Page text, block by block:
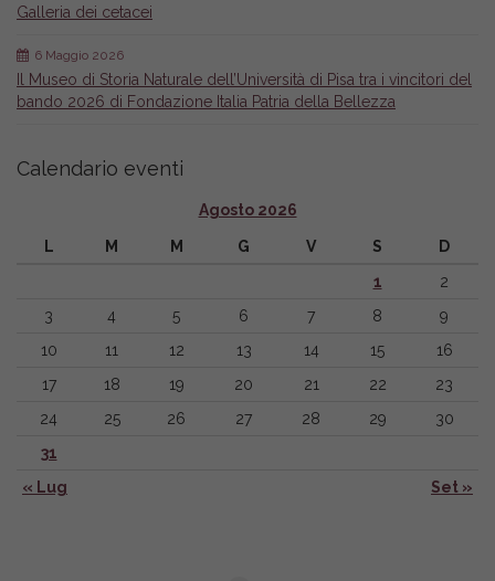
Galleria dei cetacei
Il Museo di Storia Naturale dell’Università di Pisa tra i vincitori del
bando 2026 di Fondazione Italia Patria della Bellezza
6 Maggio 2026
Calendario eventi
Agosto 2026
L M M G V S D
« Lug Set »
1
2
3
4 5 6 7 8
9
10
11 12 13 14 15
16
17
18 19 20 21 22
23
24
25 26 27 28 29
30
31